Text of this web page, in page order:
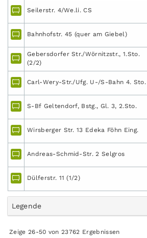
Seilerstr. 4/We.li. CS
Bahnhofstr. 45 (quer am Giebel)
Gebersdorfer Str./Wörnitzstr., 1.Sto.
(2/2)
Carl-Wery-Str./Ufg. U-/S-Bahn 4. Sto.
S-Bf Geltendorf, Bstg., Gl. 3, 2.Sto.
Wirsberger Str. 13 Edeka Föhn Eing.
Andreas-Schmid-Str. 2 Selgros
Dülferstr. 11 (1/2)
Legende
Zeige 26-50 von 23762 Ergebnissen